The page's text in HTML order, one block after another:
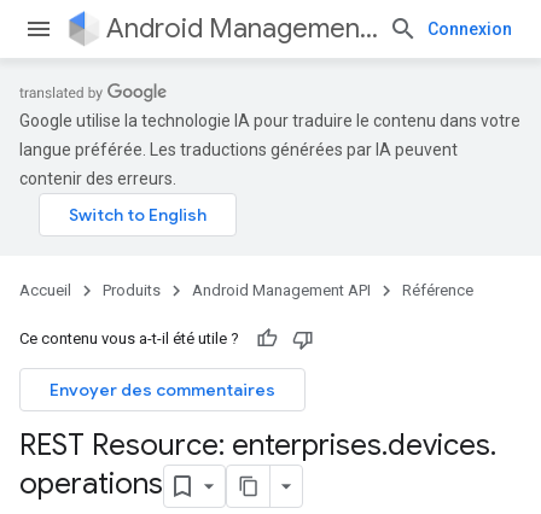
Android Management API Connexion
Google utilise la technologie IA pour traduire le contenu dans votre
langue préférée. Les traductions générées par IA peuvent
contenir des erreurs.
Accueil Produits Android Management API Référence
Ce contenu vous a-t-il été utile ?
Envoyer des commentaires
REST Resource: enterprises.devices.
operations